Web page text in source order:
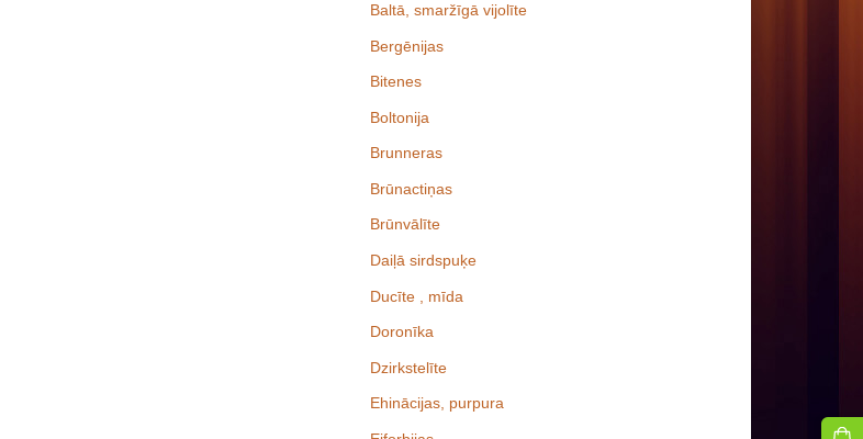
Baltā, smaržīgā vijolīte
Bergēnijas
Bitenes
Boltonija
Brunneras
Brūnactiņas
Brūnvālīte
Daiļā sirdspuķe
Ducīte , mīda
Doronīka
Dzirkstelīte
Ehinācijas, purpura